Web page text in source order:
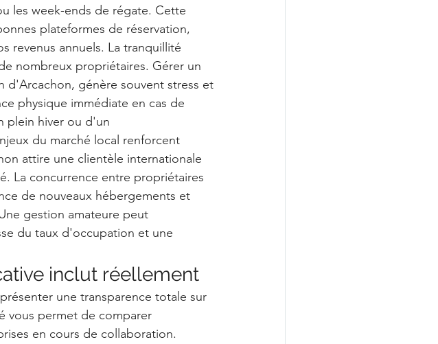
les week-ends de régate. Cette
plateformes de réservation,
revenus annuels. La tranquillité
nombreux propriétaires. Gérer un
d'Arcachon, génère souvent stress et
physique immédiate en cas de
plein hiver ou d'un
du marché local renforcent
attire une clientèle internationale
La concurrence entre propriétaires
de nouveaux hébergements et
gestion amateure peut
du taux d'occupation et une
inclut réellement
une transparence totale sur
vous permet de comparer
en cours de collaboration.